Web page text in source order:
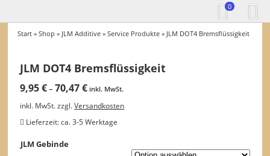
0
Start »Shop » JLM Additive »Service Produkte » JLM DOT4 Bremsflüssigkeit
JLM DOT4 Bremsflüssigkeit
9,95€–70,47€ inkl. MwSt.
inkl. MwSt. zzgl.Versandkosten
Lieferzeit:ca. 3-5 Werktage
JLM Gebinde